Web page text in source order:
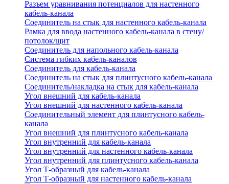
Разъем уравнивания потенциалов для настенного
кабель-канала
Соединитель на стык для настенного кабель-канала
Рамка для ввода настенного кабель-канала в стену/
потолок/щит
Соединитель для напольного кабель-канала
Система гибких кабель-каналов
Соединитель для кабель-канала
Соединитель на стык для плинтусного кабель-канала
Соединитель/накладка на стык для кабель-канала
Угол внешний для кабель-канала
Угол внешний для настенного кабель-канала
Соединительный элемент для плинтусного кабель-
канала
Угол внешний для плинтусного кабель-канала
Угол внутренний для кабель-канала
Угол внутренний для настенного кабель-канала
Угол внутренний для плинтусного кабель-канала
Угол Т-образный для кабель-канала
Угол Т-образный для настенного кабель-канала